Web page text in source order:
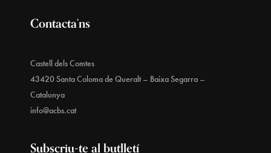
Contacta’ns
Castell dels Comtes
43420 Santa Coloma de Queralt – Baixa Segarra –
Catalunya
info@acbs.cat
Subscriu-te al butlletí